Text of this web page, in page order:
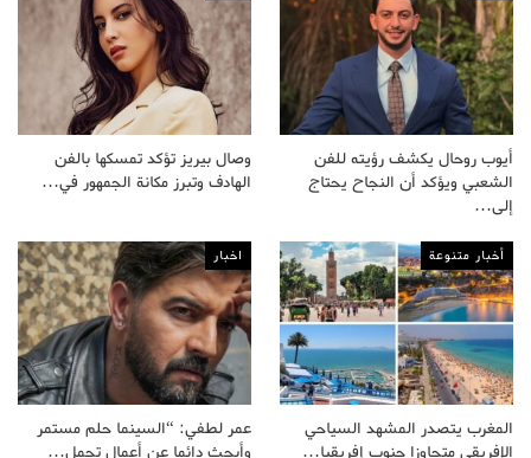
أيوب روحال يكشف رؤيته للفن
الشعبي ويؤكد أن النجاح يحتاج
إلى…
وصال بيريز تؤكد تمسكها بالفن
الهادف وتبرز مكانة الجمهور في…
أخبار متنوعة
المغرب يتصدر المشهد السياحي
الإفريقي متجاوزا جنوب إفريقيا…
اخبار
عمر لطفي: “السينما حلم مستمر
وأبحث دائما عن أعمال تحمل…